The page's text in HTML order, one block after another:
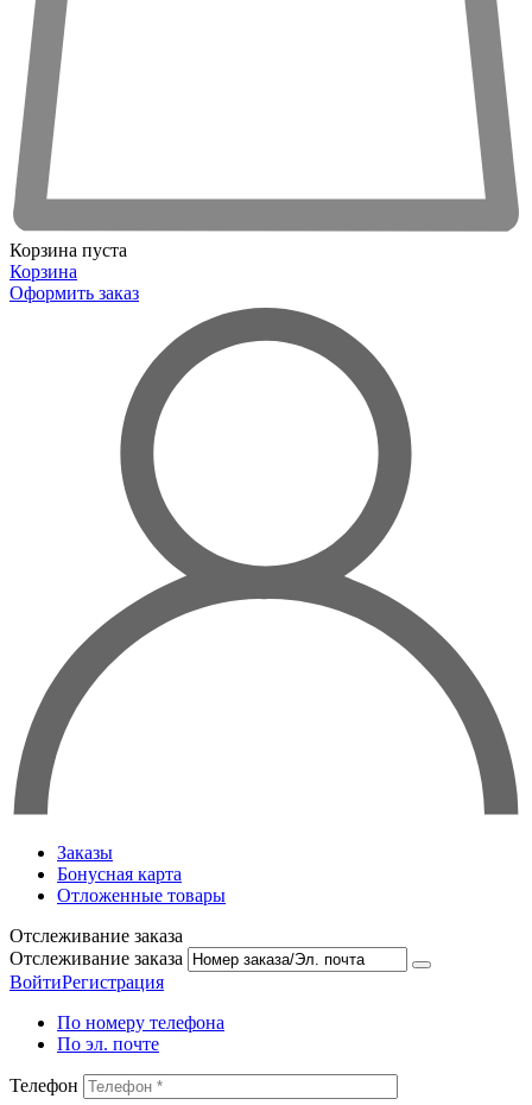
Корзина пуста
Корзина
Оформить заказ
Заказы
Бонусная карта
Отложенные товары
Отслеживание заказа
Отслеживание заказа
ВойтиРегистрация
По номеру телефона
По эл. почте
Телефон